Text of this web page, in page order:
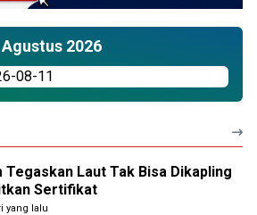
2026
Tegaskan Laut Tak Bisa Dikapling
Sertifikat
yang lalu